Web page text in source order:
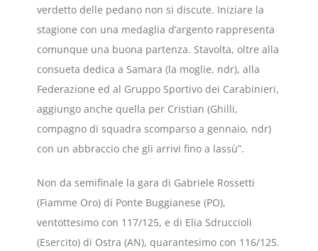
verdetto delle pedano non si discute. Iniziare la
stagione con una medaglia d’argento rappresenta
comunque una buona partenza. Stavolta, oltre alla
consueta dedica a Samara (la moglie, ndr), alla
Federazione ed al Gruppo Sportivo dei Carabinieri,
aggiungo anche quella per Cristian (Ghilli,
compagno di squadra scomparso a gennaio, ndr)
con un abbraccio che gli arrivi fino a lassù”.
Non da semifinale la gara di Gabriele Rossetti
(Fiamme Oro) di Ponte Buggianese (PO),
ventottesimo con 117/125, e di Elia Sdruccioli
(Esercito) di Ostra (AN), quarantesimo con 116/125.